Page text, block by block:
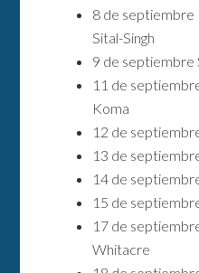
8 de septiembre
Sital-Singh
9 de septiembre
11 de
Koma
12 de
13 de
14 de
15 de
17 de
Whitacre